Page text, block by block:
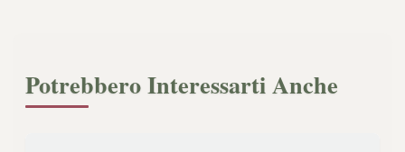
Potrebbero Interessarti Anche